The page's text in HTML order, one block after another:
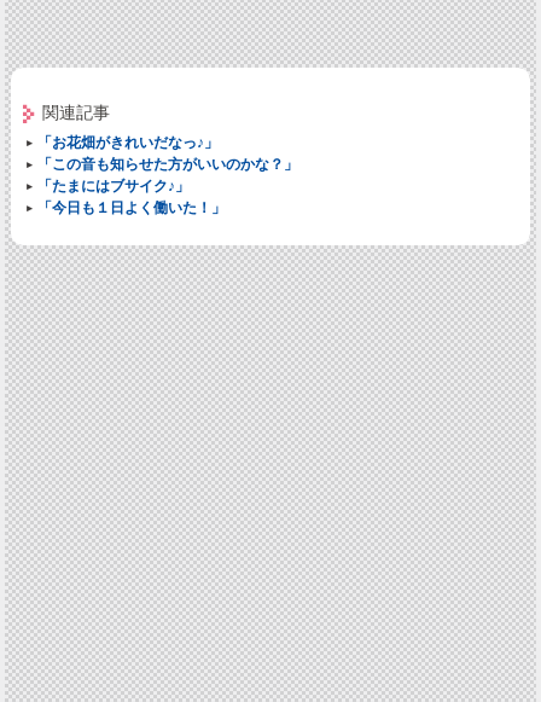
関連記事
「お花畑がきれいだなっ♪」
「この音も知らせた方がいいのかな？」
「たまにはブサイク♪」
「今日も１日よく働いた！」